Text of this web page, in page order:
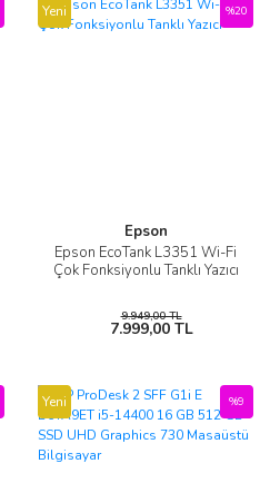
Yeni
Epson
Epson EcoTank L3351 Wi-Fi
Çok Fonksiyonlu Tanklı Yazıcı
%20
9.949,00 TL
7.999,00 TL
Yeni %9